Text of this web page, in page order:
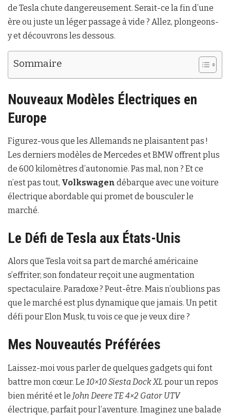
de Tesla chute dangereusement. Serait-ce la fin d’une
ère ou juste un léger passage à vide ? Allez, plongeons-
y et découvrons les dessous.
Sommaire
Nouveaux Modèles Électriques en
Europe
Figurez-vous que les Allemands ne plaisantent pas !
Les derniers modèles de Mercedes et BMW offrent plus
de 600 kilomètres d’autonomie. Pas mal, non ? Et ce
n’est pas tout, Volkswagen débarque avec une voiture
électrique abordable qui promet de bousculer le
marché.
Le Défi de Tesla aux États-Unis
Alors que Tesla voit sa part de marché américaine
s’effriter, son fondateur reçoit une augmentation
spectaculaire. Paradoxe ? Peut-être. Mais n’oublions pas
que le marché est plus dynamique que jamais. Un petit
défi pour Elon Musk, tu vois ce que je veux dire ?
Mes Nouveautés Préférées
Laissez-moi vous parler de quelques gadgets qui font
battre mon cœur. Le 10×10 Siesta Dock XL pour un repos
bien mérité et le John Deere TE 4×2 Gator UTV
électrique, parfait pour l’aventure. Imaginez une balade